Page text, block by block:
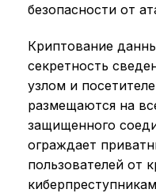
безопасности от
Криптование
секретность
узлом и
размещаются на
защищенного
ограждает
пользователей от